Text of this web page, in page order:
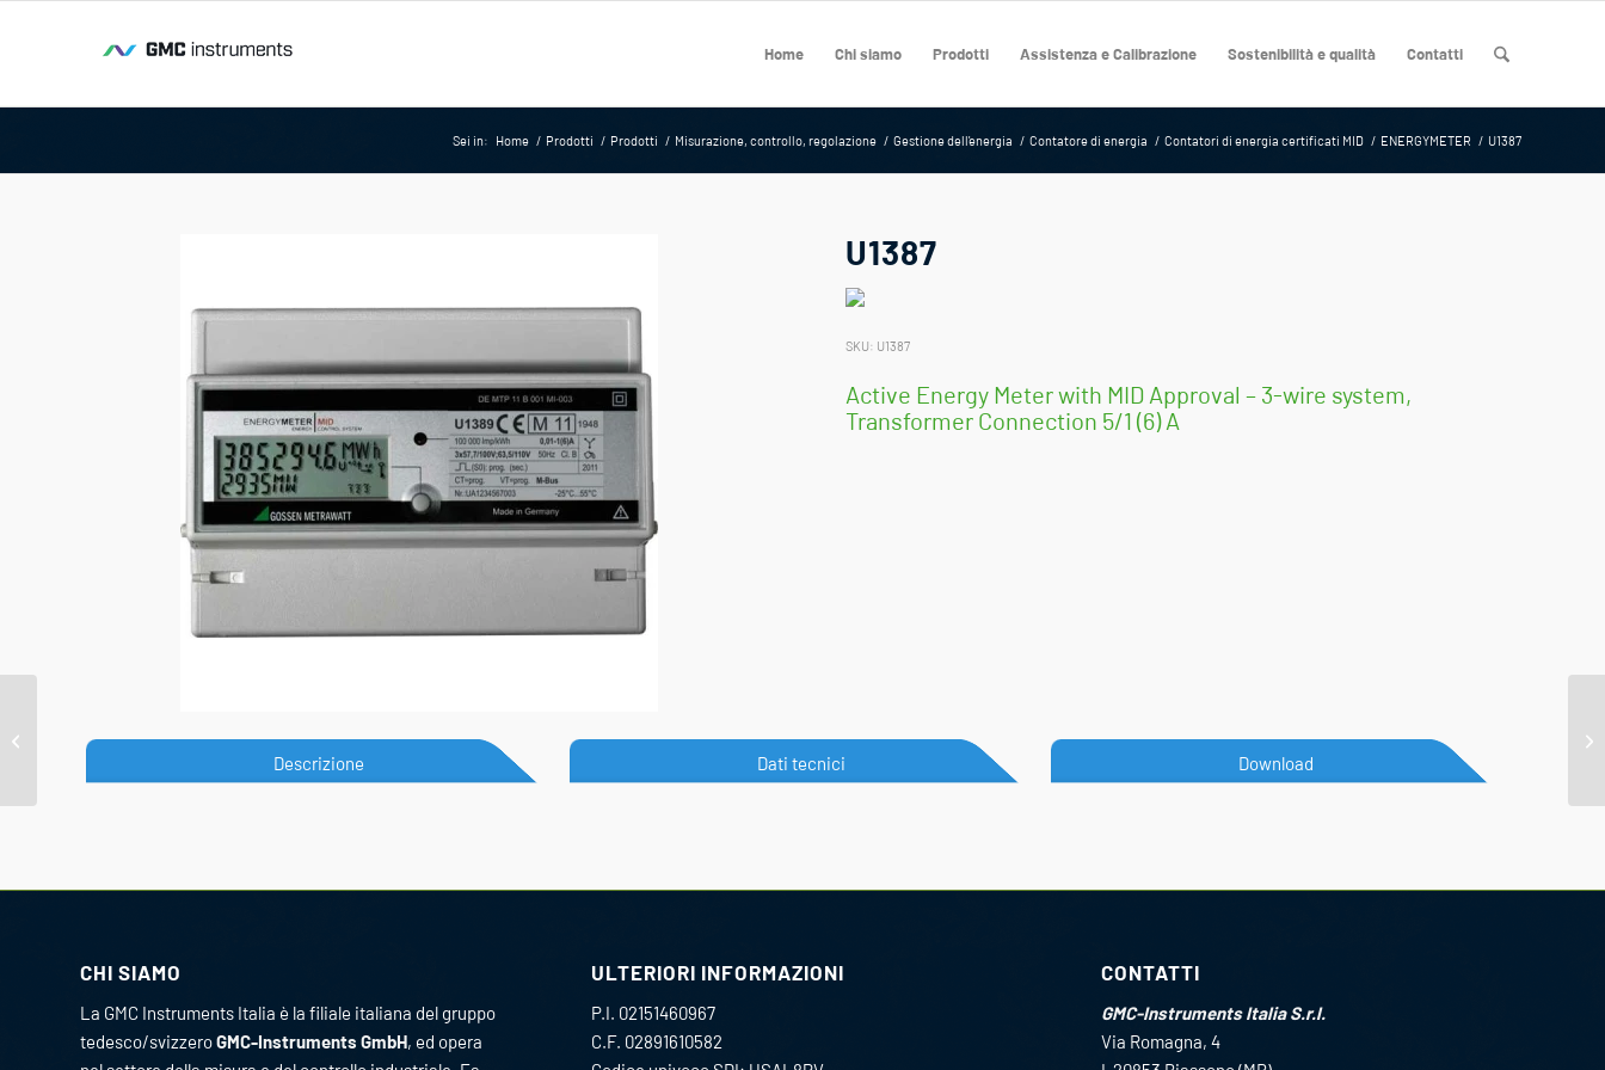
Home Chi siamo Prodotti Assistenza e Calibrazione Sostenibilità e qualità Contatti
Sei in: Home / Prodotti / Prodotti / Misurazione, controllo, regolazione / Gestione dell'energia / Contatore di energia / Contatori di energia certificati MID / ENERGYMETER / U1387
U1387
SKU: U1387
Active Energy Meter with MID Approval – 3-wire system,
Transformer Connection 5/1 (6) A
Descrizione Dati tecnici Download
CHI SIAMO
La GMC Instruments Italia è la filiale italiana del gruppo
tedesco/svizzeroGMC-Instruments GmbH, ed opera
ULTERIORI INFORMAZIONI
P.I. 02151460967
C.F. 02891610582
CONTATTI
GMC-Instruments Italia S.r.l.
Via Romagna, 4
Aero MasterTest Kit II